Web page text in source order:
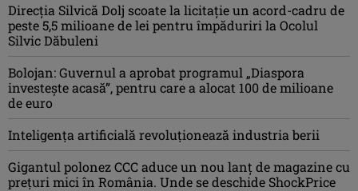
Direcția Silvică Dolj scoate la licitație un acord-cadru de
peste 5,5 milioane de lei pentru împăduriri la Ocolul
Silvic Dăbuleni
Bolojan: Guvernul a aprobat programul „Diaspora
investeşte acasă”, pentru care a alocat 100 de milioane
de euro
Inteligența artificială revoluționează industria berii
Gigantul polonez CCC aduce un nou lanț de magazine cu
prețuri mici în România. Unde se deschide ShockPrice